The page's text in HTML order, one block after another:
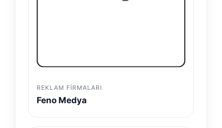
REKLAM FIRMALARI
Feno Medya